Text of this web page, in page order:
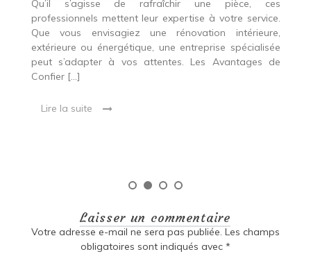
Qu’il s’agisse de rafraîchir une pièce, ces
professionnels mettent leur expertise à votre service.
Que vous envisagiez une rénovation intérieure,
extérieure ou énergétique, une entreprise spécialisée
peut s’adapter à vos attentes. Les Avantages de
Confier […]
Lire la suite
Laisser un commentaire
Votre adresse e-mail ne sera pas publiée. Les champs
obligatoires sont indiqués avec *